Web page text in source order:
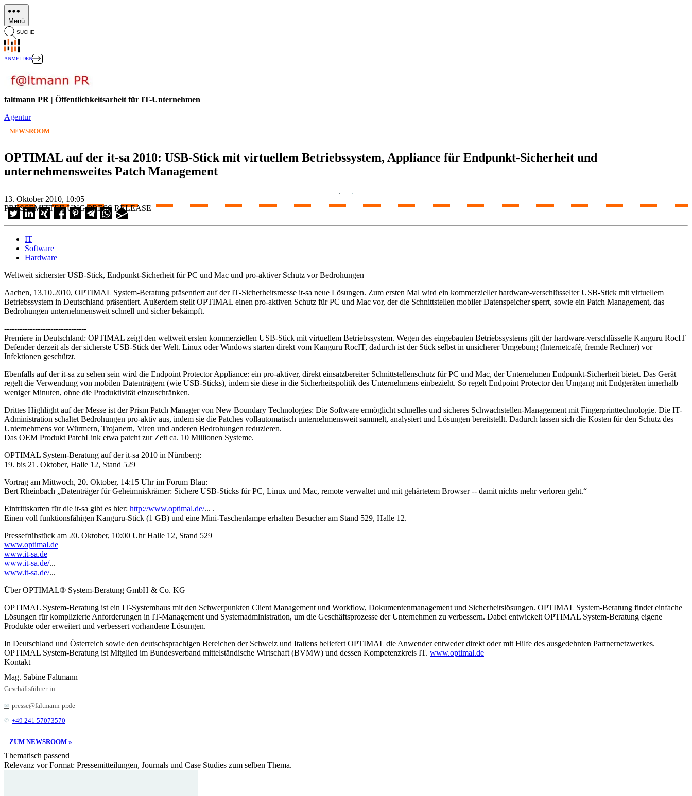
Direkt
zum
Inhalt
Menü
SUCHE
ANMELDEN
faltmann PR | Öffentlichkeitsarbeit für IT-Unternehmen
Agentur
NEWSROOM
OPTIMAL auf der it-sa 2010: USB-Stick mit virtuellem Betriebssystem, Appliance für Endpunkt-Sicherheit und
unternehmensweites Patch Management
13. Oktober 2010, 10:05
PRESSEMITTEILUNG/PRESS RELEASE
IT
Software
Hardware
Weltweit sicherster USB-Stick, Endpunkt-Sicherheit für PC und Mac und pro-aktiver Schutz vor Bedrohungen
Aachen, 13.10.2010, OPTIMAL System-Beratung präsentiert auf der IT-Sicherheitsmesse it-sa neue Lösungen. Zum ersten Mal wird ein kommerzieller hardware-verschlüsselter USB-Stick mit virtuellem
Betriebssystem in Deutschland präsentiert. Außerdem stellt OPTIMAL einen pro-aktiven Schutz für PC und Mac vor, der die Schnittstellen mobiler Datenspeicher sperrt, sowie ein Patch Management, das
Bedrohungen unternehmensweit schnell und sicher bekämpft.
--------------------------------
Premiere in Deutschland: OPTIMAL zeigt den weltweit ersten kommerziellen USB-Stick mit virtuellem Betriebssystem. Wegen des eingebauten Betriebssystems gilt der hardware-verschlüsselte Kanguru RocIT
Defender derzeit als der sicherste USB-Stick der Welt. Linux oder Windows starten direkt vom Kanguru RocIT, dadurch ist der Stick selbst in unsicherer Umgebung (Internetcafé, fremde Rechner) vor
Infektionen geschützt.
Ebenfalls auf der it-sa zu sehen sein wird die Endpoint Protector Appliance: ein pro-aktiver, direkt einsatzbereiter Schnittstellenschutz für PC und Mac, der Unternehmen Endpunkt-Sicherheit bietet. Das Gerät
regelt die Verwendung von mobilen Datenträgern (wie USB-Sticks), indem sie diese in die Sicherheitspolitik des Unternehmens einbezieht. So regelt Endpoint Protector den Umgang mit Endgeräten innerhalb
weniger Minuten, ohne die Produktivität einzuschränken.
Drittes Highlight auf der Messe ist der Prism Patch Manager von New Boundary Technologies: Die Software ermöglicht schnelles und sicheres Schwachstellen-Management mit Fingerprinttechnologie. Die IT-
Administration schaltet Bedrohungen pro-aktiv aus, indem sie die Patches vollautomatisch unternehmensweit sammelt, analysiert und Lösungen bereitstellt. Dadurch lassen sich die Kosten für den Schutz des
Unternehmens vor Würmern, Trojanern, Viren und anderen Bedrohungen reduzieren.
Das OEM Produkt PatchLink etwa patcht zur Zeit ca. 10 Millionen Systeme.
OPTIMAL System-Beratung auf der it-sa 2010 in Nürnberg:
19. bis 21. Oktober, Halle 12, Stand 529
Vortrag am Mittwoch, 20. Oktober, 14:15 Uhr im Forum Blau:
Bert Rheinbach „Datenträger für Geheimniskrämer: Sichere USB-Sticks für PC, Linux und Mac, remote verwaltet und mit gehärtetem Browser -- damit nichts mehr verloren geht.“
Eintrittskarten für die it-sa gibt es hier: http://www.optimal.de/... .
Einen voll funktionsfähigen Kanguru-Stick (1 GB) und eine Mini-Taschenlampe erhalten Besucher am Stand 529, Halle 12.
Pressefrühstück am 20. Oktober, 10:00 Uhr Halle 12, Stand 529
www.optimal.de
www.it-sa.de
www.it-sa.de/...
www.it-sa.de/...
Über OPTIMAL® System-Beratung GmbH & Co. KG
OPTIMAL System-Beratung ist ein IT-Systemhaus mit den Schwerpunkten Client Management und Workflow, Dokumentenmanagement und Sicherheitslösungen. OPTIMAL System-Beratung findet einfache
Lösungen für komplizierte Anforderungen in IT-Management und Systemadministration, um die Geschäftsprozesse der Unternehmen zu verbessern. Dabei entwickelt OPTIMAL System-Beratung eigene
Produkte oder erweitert und verbessert vorhandene Lösungen.
In Deutschland und Österreich sowie den deutschsprachigen Bereichen der Schweiz und Italiens beliefert OPTIMAL die Anwender entweder direkt oder mit Hilfe des ausgedehnten Partnernetzwerkes.
OPTIMAL System-Beratung ist Mitglied im Bundesverband mittelständische Wirtschaft (BVMW) und dessen Kompetenzkreis IT. www.optimal.de
Kontakt
Mag. Sabine Faltmann
Geschäftsführer:in
presse@faltmann-pr.de
+49 241 57073570
ZUM NEWSROOM »
Thematisch passend
Relevanz vor Format: Pressemitteilungen, Journals und Case Studies zum selben Thema.